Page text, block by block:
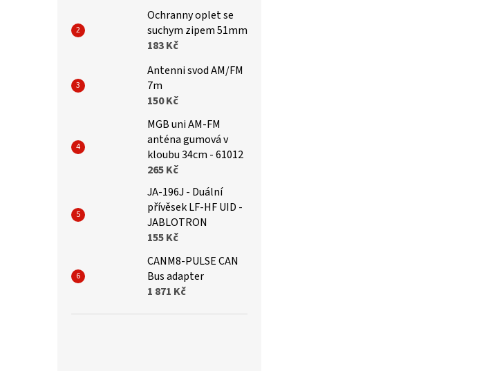
Ochranny oplet se
suchym zipem 51mm
183 Kč
Antenni svod AM/FM
7m
150 Kč
MGB uni AM-FM
anténa gumová v
kloubu 34cm - 61012
265 Kč
JA-196J - Duální
přívěsek LF-HF UID -
JABLOTRON
155 Kč
CANM8-PULSE CAN
Bus adapter
1 871 Kč